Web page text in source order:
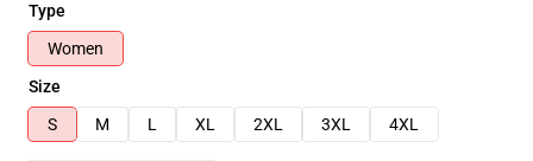
Type
Women
Size
S
M L XL 2XL 3XL 4XL